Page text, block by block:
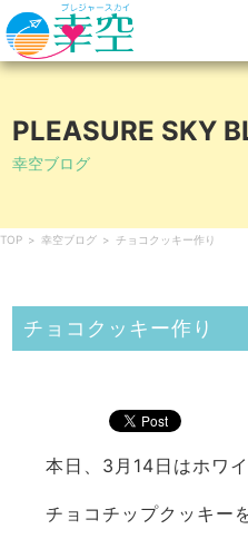
PLEASURE SKY
幸空ブログ
TOP > 幸空ブログ > チョコクッキー作り
チョコクッキー作り
本日、3月14日はホワ
チョコチップクッキー